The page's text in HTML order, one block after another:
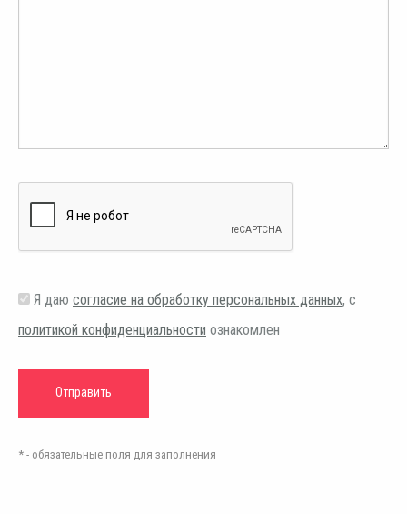
Я даю согласие на обработку персональных данных, с
политикой конфиденциальности ознакомлен
* - обязательные поля для заполнения